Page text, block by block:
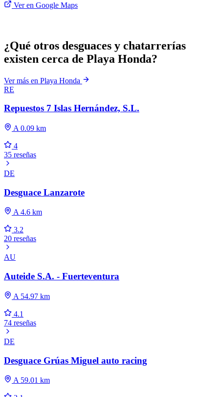
Ver en Google Maps
¿Qué otros desguaces y chatarrerías
existen cerca de Playa Honda?
Ver más en Playa Honda
RE
Repuestos 7 Islas Hernández, S.L.
A 0.09 km
4
35 reseñas
DE
Desguace Lanzarote
A 4.6 km
3.2
20 reseñas
AU
Auteide S.A. - Fuerteventura
A 54.97 km
4.1
74 reseñas
DE
Desguace Grúas Miguel auto racing
A 59.01 km